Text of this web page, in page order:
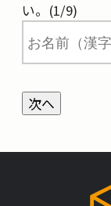
い。(1/9)
次へ